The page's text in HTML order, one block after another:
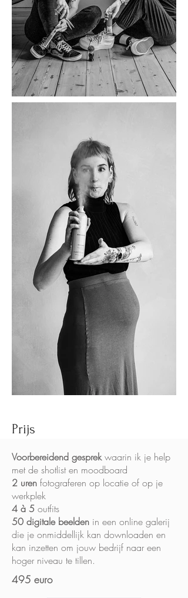
Prijs
Voorbereidend gesprekwaarin ik je help
met de shotlist en moodboard
2 uren fotograferen op locatie of op je
werkplek
4 à 5 outfits
50 digitale beelden in een online galerij
die je onmiddellijk kan downloaden en
kan inzetten om jouw bedrijf naar een
hoger niveau te tillen.
495 euro